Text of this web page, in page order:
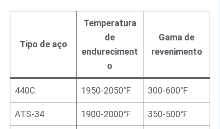
Tipo de aço
Temperatura
de
endureciment
o
Gama de
revenimento
440C 1950-2050°F 300-600°F
ATS-34 1900-2000°F 350-500°F